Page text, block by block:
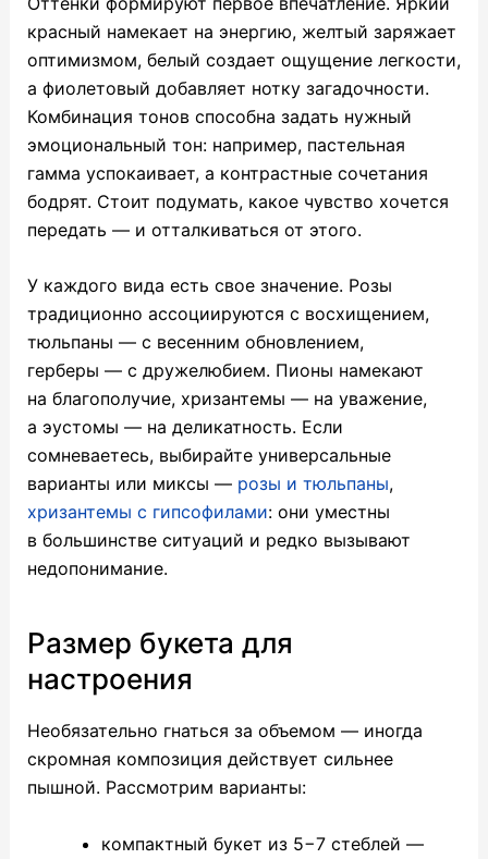
красный намекает на энергию, желтый заряжает
оптимизмом, белый создает ощущение легкости,
а фиолетовый добавляет нотку загадочности.
Комбинация тонов способна задать нужный
эмоциональный тон: например, пастельная
гамма успокаивает, а контрастные сочетания
бодрят. Стоит подумать, какое чувство хочется
передать — и отталкиваться от этого.
У каждого вида есть свое значение. Розы
традиционно ассоциируются с восхищением,
тюльпаны — с весенним обновлением,
герберы — с дружелюбием. Пионы намекают
на благополучие, хризантемы — на уважение,
а эустомы — на деликатность. Если
сомневаетесь, выбирайте универсальные
варианты или миксы — розы и тюльпаны,
хризантемы с гипсофилами: они уместны
в большинстве ситуаций и редко вызывают
недопонимание.
Размер букета для
настроения
Необязательно гнаться за объемом — иногда
скромная композиция действует сильнее
пышной. Рассмотрим варианты:
компактный букет из 5−7 стеблей —